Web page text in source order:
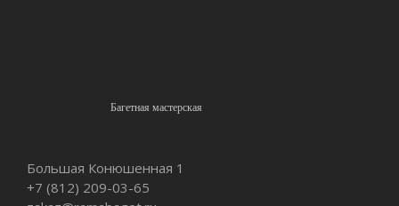
Багетная мастерская
Большая Конюшенная 1
+7 (812) 209-03-65